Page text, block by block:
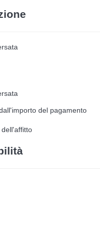
del pagamento